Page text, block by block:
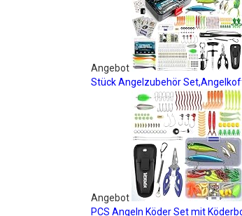
Angebot
Stück Angelzubehör
Angebot
PCS Angeln Köder Set mit